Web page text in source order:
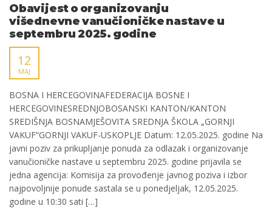
Obavijest o organizovanju
višednevne vanučioničke nastave u
septembru 2025. godine
12
MAJ
BOSNA I HERCEGOVINAFEDERACIJA BOSNE I
HERCEGOVINESREDNJOBOSANSKI KANTON/KANTON
SREDIŠNJA BOSNAMJEŠOVITA SREDNJA ŠKOLA „GORNJI
VAKUF“GORNJI VAKUF-USKOPLJE Datum: 12.05.2025. godine Na
javni poziv za prikupljanje ponuda za odlazak i organizovanje
vanučioničke nastave u septembru 2025. godine prijavila se
jedna agencija: Komisija za provođenje javnog poziva i izbor
najpovoljnije ponude sastala se u ponedjeljak, 12.05.2025.
godine u 10:30 sati […]